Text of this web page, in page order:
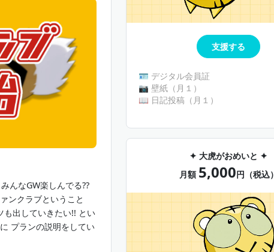
✦
方向け！
✦
んなGW楽しんでる??
ンクラブということ
出していきたい!! とい
プランの説明をしてい
支援する
🪪 デジタル会員証
📷 壁紙（月１）
📖 日記投稿（月１）
✦ 大虎がおめいと ✦
月額 5,000円（税込）